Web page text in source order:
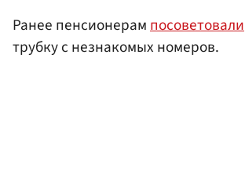
Ранее пенсионерампосоветовали
трубку с незнакомых номеров.